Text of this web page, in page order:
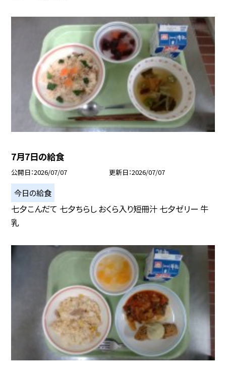
7月7日の給食
公開日 2026/07/07 更新日 2026/07/07
今日の給食
七夕こんだて 七夕ちらし おくら入り短冊汁 七夕ゼリー 牛
乳